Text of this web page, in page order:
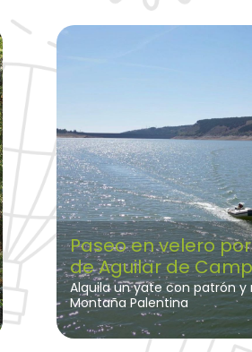
Paseo en velero
de Aguilar de
Alquila un yate con patrón y
Montaña Palentina